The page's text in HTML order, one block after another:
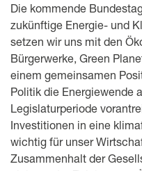
Die kommende
zukünftige Energie- und
setzen wir uns mit den
Bürgerwerke, Green
einem gemeinsamen
Politik die Energiewende
Legislaturperiode
Investitionen in eine
wichtig für unser
Zusammenhalt der